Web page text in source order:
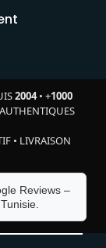
2004• +1000
• LIVRAISON
Reviews –